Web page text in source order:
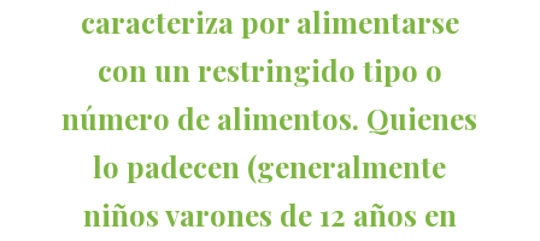
caracteriza por alimentarse
con un restringido tipo o
número de alimentos. Quienes
lo padecen (generalmente
niños varones de 12 años en